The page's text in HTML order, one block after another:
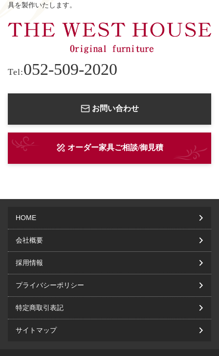
具を製作いたします。
Tel:052-509-2020
お問い合わせ
オーダー家具ご相談/御見積
HOME
会社概要
採用情報
プライバシーポリシー
特定商取引表記
サイトマップ